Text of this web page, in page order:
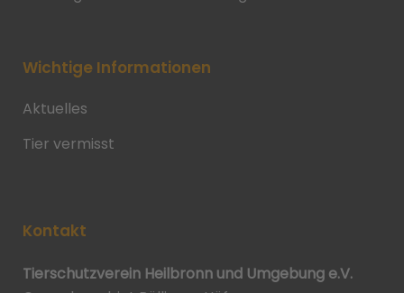
Wichtige Informationen
Aktuelles
Tier vermisst
Kontakt
Tierschutzverein Heilbronn und Umgebung e.V.